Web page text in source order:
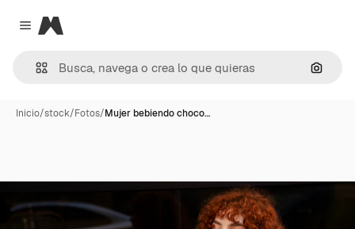
Close menu
Magnific
Inicio/stock/Fotos/Mujer bebiendo choco…